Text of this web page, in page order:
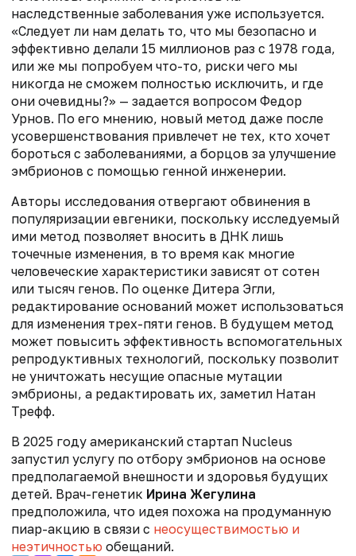
наследственные заболевания уже используется.
«Следует ли нам делать то, что мы безопасно и
эффективно делали 15 миллионов раз с 1978 года,
или же мы попробуем что-то, риски чего мы
никогда не сможем полностью исключить, и где
они очевидны?» — задается вопросом Федор
Урнов. По его мнению, новый метод даже после
усовершенствования привлечет не тех, кто хочет
бороться с заболеваниями, а борцов за улучшение
эмбрионов с помощью генной инженерии.
Авторы исследования отвергают обвинения в
популяризации евгеники, поскольку исследуемый
ими метод позволяет вносить в ДНК лишь
точечные изменения, в то время как многие
человеческие характеристики зависят от сотен
или тысяч генов. По оценке Дитера Эгли,
редактирование оснований может использоваться
для изменения трех-пяти генов. В будущем метод
может повысить эффективность вспомогательных
репродуктивных технологий, поскольку позволит
не уничтожать несущие опасные мутации
эмбрионы, а редактировать их, заметил Натан
Трефф.
В 2025 году американский стартап Nucleus
запустил услугу по отбору эмбрионов на основе
предполагаемой внешности и здоровья будущих
детей. Врач-генетик Ирина Жегулина
предположила, что идея похожа на продуманную
пиар-акцию в связи с неосуществимостью и
неэтичностью обещаний.